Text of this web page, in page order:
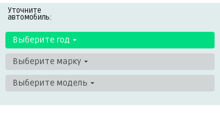
Уточните
автомобиль:
Выберите год
Выберите марку
Выберите модель